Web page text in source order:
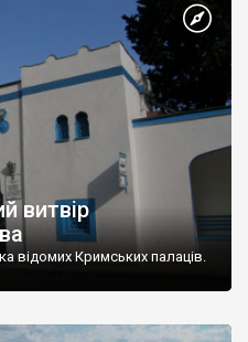
витвір
відомих Кримських палаців.